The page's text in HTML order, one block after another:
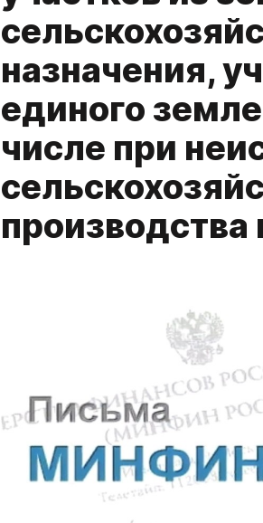
назначения,
единого
числе при
производства